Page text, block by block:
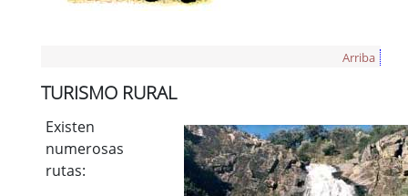
Códigos para FACe
Arriba
TURISMO RURAL
Existen
numerosas
rutas: